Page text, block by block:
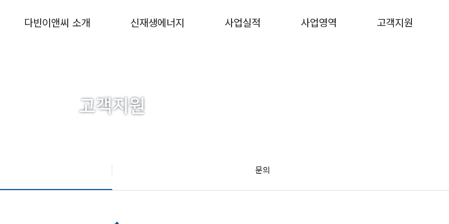
다빈이앤씨 소개 신재생에너지 사업실적 사업영역 고객지원
고객지원
문의